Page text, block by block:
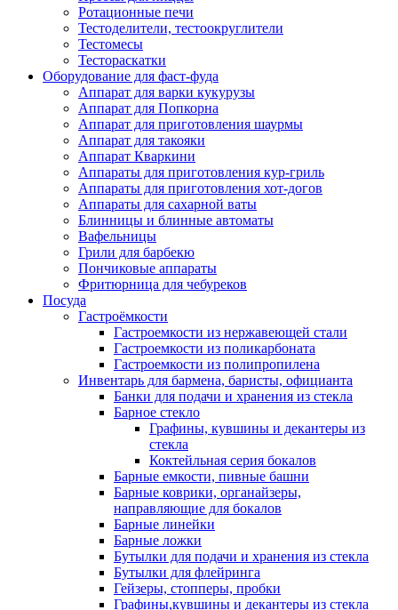
Ротационные печи
Тестоделители, тестоокруглители
Тестомесы
Тестораскатки
Оборудование для фаст-фуда
Аппарат для варки кукурузы
Аппарат для Попкорна
Аппарат для приготовления шаурмы
Аппарат для такояки
Аппарат Кваркини
Аппараты для приготовления кур-гриль
Аппараты для приготовления хот-догов
Аппараты для сахарной ваты
Блинницы и блинные автоматы
Вафельницы
Грили для барбекю
Пончиковые аппараты
Фритюрница для чебуреков
Посуда
Гастроёмкости
Гастроемкости из нержавеющей стали
Гастроемкости из поликарбоната
Гастроемкости из полипропилена
Инвентарь для бармена, баристы, официанта
Банки для подачи и хранения из стекла
Барное стекло
Графины, кувшины и декантеры из
стекла
Коктейльная серия бокалов
Барные емкости, пивные башни
Барные коврики, органайзеры,
направляющие для бокалов
Барные линейки
Барные ложки
Бутылки для подачи и хранения из стекла
Бутылки для флейринга
Гейзеры, стопперы, пробки
Графины,кувшины и декантеры из стекла